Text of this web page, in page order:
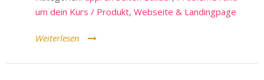
um dein Kurs / Produkt, Webseite & Landingpage
Weiterlesen